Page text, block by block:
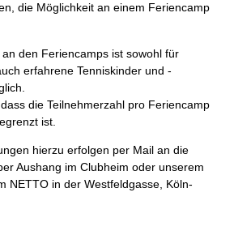
die Möglichkeit an einem Feriencamp
an den Feriencamps ist sowohl für
erfahrene Tenniskinder und -
die Teilnehmerzahl pro Feriencamp
ist.
hierzu erfolgen per Mail an die
Aushang im Clubheim oder unserem
NETTO in der Westfeldgasse, Köln-